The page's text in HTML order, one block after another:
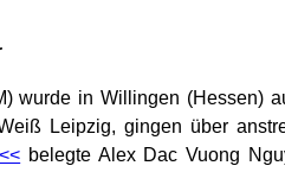
wurde in Willingen (Hessen)
Leipzig, gingen über
belegte Alex Dac Vuong